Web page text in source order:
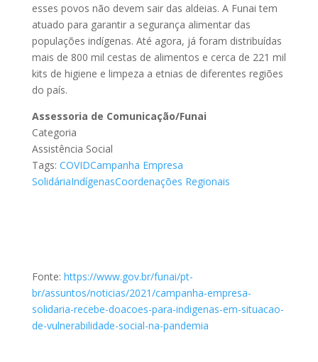
esses povos não devem sair das aldeias. A Funai tem
atuado para garantir a segurança alimentar das
populações indígenas. Até agora, já foram distribuídas
mais de 800 mil cestas de alimentos e cerca de 221 mil
kits de higiene e limpeza a etnias de diferentes regiões
do país.
Assessoria de Comunicação/Funai
Categoria
Assistência Social
Tags: COVIDCampanha Empresa
SolidáriaIndígenasCoordenações Regionais
Fonte: https://www.gov.br/funai/pt-
br/assuntos/noticias/2021/campanha-empresa-
solidaria-recebe-doacoes-para-indigenas-em-situacao-
de-vulnerabilidade-social-na-pandemia